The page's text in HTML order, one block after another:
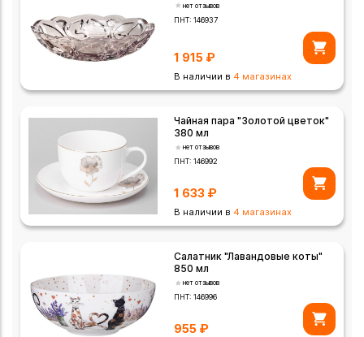
нет отзывов
ПНТ:146937
1 915 ₽
В наличии в 4 магазинах
Чайная пара "Золотой цветок"
380 мл
нет отзывов
ПНТ:146992
1 633 ₽
В наличии в 4 магазинах
Салатник "Лавандовые коты"
850 мл
нет отзывов
ПНТ:146996
955 ₽